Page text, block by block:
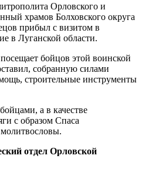
Орловского и
храмов Болховского округа
прибыл с визитом в
в Луганской области.
бойцов этой воинской
собранную силами
строительные инструменты
а в качестве
с образом Спаса
отдел Орловской